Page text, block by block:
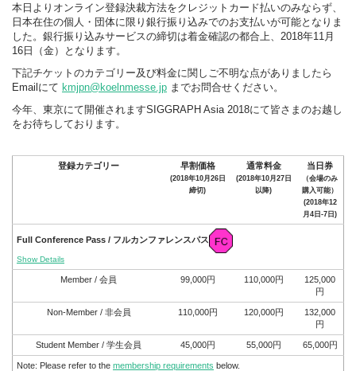
本日よりオンライン登録決裁方法をクレジットカード払いのみならず、
日本在住の個人・団体に限り銀行振り込みでのお支払いが可能となりま
した。銀行振り込みサービスの締切は着金確認の都合上、2018年11月
16日（金）となります。
下記チケットのカテゴリー及び料金に関しご不明な点がありましたら
Emailにて kmjpn@koelnmesse.jp までお問合せください。
今年、東京にて開催されますSIGGRAPH Asia 2018にて皆さまのお越し
をお待ちしております。
登録カテゴリー 早割価格
(2018年10月26日
締切)
通常料金
(2018年10月27日
以降)
当日券
（会場のみ
購入可能）
(2018年12
月4日-7日)
Full Conference Pass / フルカンファレンスパス
Show Details
Member / 会員 99,000円 110,000円
125,000
円
Non-Member / 非会員 110,000円 120,000円
132,000
円
Student Member / 学生会員 45,000円 55,000円 65,000円
Note: Please refer to the membership requirements below.